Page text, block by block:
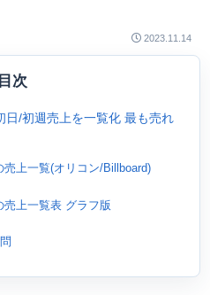
2023.11.14
目次
日/初週売上を一覧化 最も売れ
売上一覧(オリコン/Billboard)
売上一覧表 グラフ版